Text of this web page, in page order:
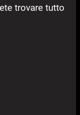
trovare tutto